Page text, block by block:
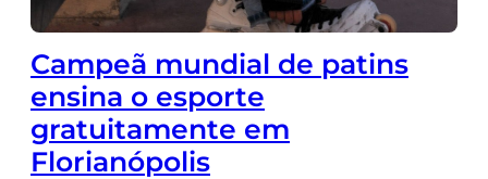
Campeã mundial de patins
ensina o esporte
gratuitamente em
Florianópolis